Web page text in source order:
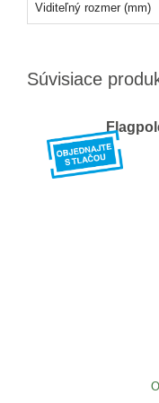
Viditeľný rozmer (mm)
Súvisiace